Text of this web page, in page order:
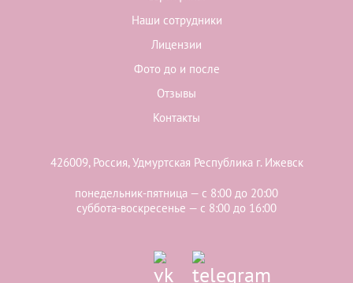
Наши сотрудники
Лицензии
Фото до и после
Отзывы
Контакты
426009, Россия, Удмуртская Республика г. Ижевск
понедельник-пятница — с 8:00 до 20:00
суббота-воскресенье — с 8:00 до 16:00